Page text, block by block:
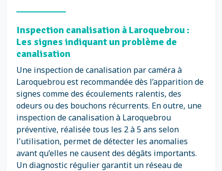
Inspection canalisation à Laroquebrou :
Les signes indiquant un problème de
canalisation
Une inspection de canalisation par caméra à
Laroquebrou est recommandée dès l’apparition de
signes comme des écoulements ralentis, des
odeurs ou des bouchons récurrents. En outre, une
inspection de canalisation à Laroquebrou
préventive, réalisée tous les 2 à 5 ans selon
l'utilisation, permet de détecter les anomalies
avant qu’elles ne causent des dégâts importants.
Un diagnostic régulier garantit un réseau de